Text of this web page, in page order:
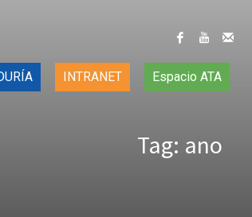
INTRANET Espacio ATA
Tag: ano